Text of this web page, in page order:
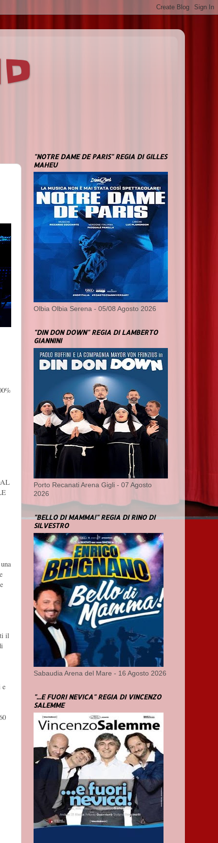
il
e
"NOTRE DAME DE PARIS" REGIA DI GILLES
MAHEU
Olbia Olbia Serena - 05/08 Agosto 2026
"DIN DON DOWN" REGIA DI LAMBERTO
GIANNINI
Porto Recanati Arena Gigli - 07 Agosto
2026
"BELLO DI MAMMA!" REGIA DI RINO DI
SILVESTRO
Sabaudia Arena del Mare - 16 Agosto 2026
"...E FUORI NEVICA" REGIA DI VINCENZO
SALEMME